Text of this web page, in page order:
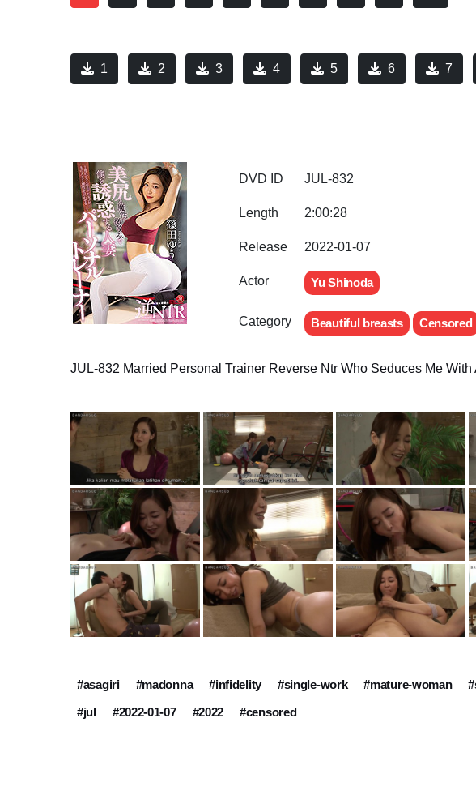
1 2 3 4 5 6 7
DVD ID JUL-832
Length 2:00:28
Release 2022-01-07
Actor Yu Shinoda
Category Beautiful breasts Censored
JUL-832 Married Personal Trainer Reverse Ntr Who Seduces Me
#asagiri #madonna #infidelity #single-work #mature-woman
#jul
#2022-01-07 #2022 #censored